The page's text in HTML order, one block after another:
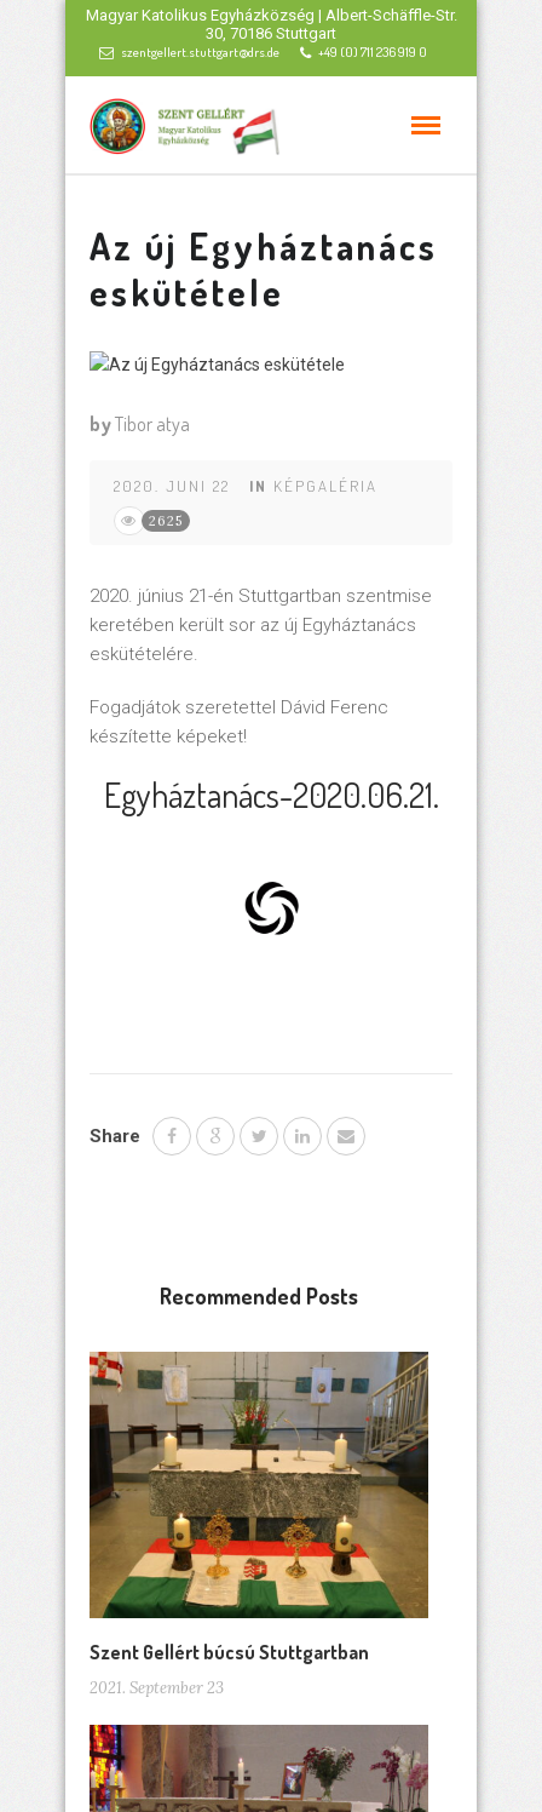
Magyar Katolikus Egyházközség | Albert-Schäffle-Str.
30, 70186 Stuttgart
szentgellert.stuttgart@drs.de +49 (0) 711 236 919 0
Az új Egyháztanács
eskütétele
byTibor atya
2020. JUNI 22 IN KÉPGALÉRIA
2625
2020. június 21-én Stuttgartban szentmise
keretében került sor az új Egyháztanács
eskütételére.
Fogadjátok szeretettel Dávid Ferenc
készítette képeket!
Egyháztanács-2020.06.21.
Share
Recommended Posts
Szent Gellért búcsú Stuttgartban
2021. September 23